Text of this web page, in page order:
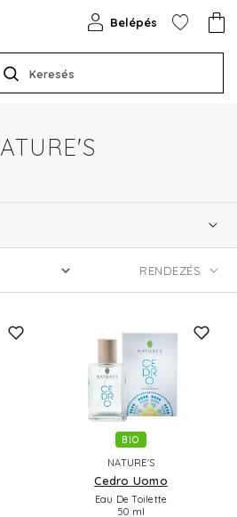
Keresés
Belépés
BIO
NATURE'S
Cedro Uomo
Eau De Toilette
50 ml